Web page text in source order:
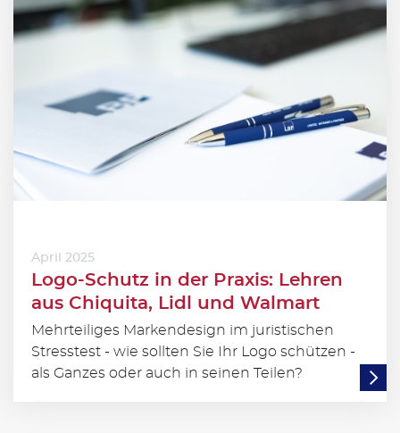
April 2025
Logo-Schutz in der Praxis: Lehren
aus Chiquita, Lidl und Walmart
Mehrteiliges Markendesign im juristischen
Stresstest - wie sollten Sie Ihr Logo schützen -
als Ganzes oder auch in seinen Teilen?